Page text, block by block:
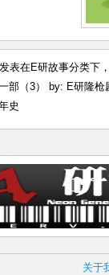
表在E研故事分类下
部（3） by: E研隆枪
史
关于